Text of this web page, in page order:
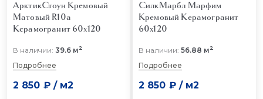
АрктикСтоун Кремовый
Матовый R10a
Керамогранит 60x120
В наличии: 39.6 м2
Подробнее
2 850 ₽/ м2
СилкМарбл Марфим
Кремовый Керамогранит
60x120
В наличии: 56.88 м2
Подробнее
2 850 ₽/ м2